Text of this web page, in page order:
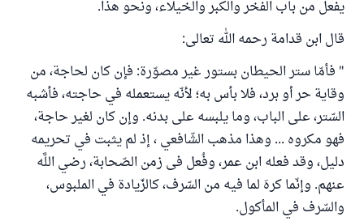
يفعل من باب الفخر والكبر والخيلاء، ونحو هذا.
قال ابن قدامة رحمه الله تعالى:
"‌‌ فأمّا ستر الحيطان بستور غير مصوّرة: فإن كان لحاجة، من
وقاية حر أو برد، فلا بأس به؛ لأنّه يستعمله في حاجته، فأشبه
السّتر، على الباب، وما يلبسه على بدنه. وإن كان لغير حاجة،
فهو مكروه ... وهذا مذهب الشّافعي ، إذ لم يثبت في تحريمه
دليل، وقد فعله ابن عمر، وفُعل فى زمن الصّحابة، رضي اللَّه
عنهم. وإنّما كرهَ لما فيه من السّرف، كالزّيادة في الملبوس،
والسّرف في المأكول.